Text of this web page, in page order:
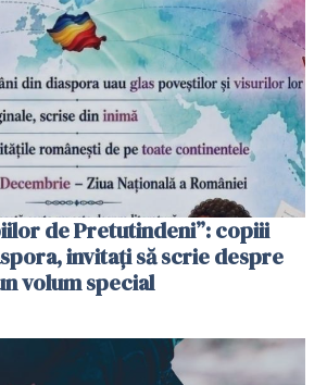
de Pretutindeni”: copiii
invitați să scrie despre
volum special